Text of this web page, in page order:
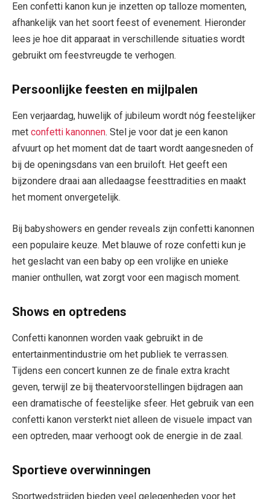
Een confetti kanon kun je inzetten op talloze momenten,
afhankelijk van het soort feest of evenement. Hieronder
lees je hoe dit apparaat in verschillende situaties wordt
gebruikt om feestvreugde te verhogen.
Persoonlijke feesten en mijlpalen
Een verjaardag, huwelijk of jubileum wordt nóg feestelijker
met confetti kanonnen. Stel je voor dat je een kanon
afvuurt op het moment dat de taart wordt aangesneden of
bij de openingsdans van een bruiloft. Het geeft een
bijzondere draai aan alledaagse feesttradities en maakt
het moment onvergetelijk.
Bij babyshowers en gender reveals zijn confetti kanonnen
een populaire keuze. Met blauwe of roze confetti kun je
het geslacht van een baby op een vrolijke en unieke
manier onthullen, wat zorgt voor een magisch moment.
Shows en optredens
Confetti kanonnen worden vaak gebruikt in de
entertainmentindustrie om het publiek te verrassen.
Tijdens een concert kunnen ze de finale extra kracht
geven, terwijl ze bij theatervoorstellingen bijdragen aan
een dramatische of feestelijke sfeer. Het gebruik van een
confetti kanon versterkt niet alleen de visuele impact van
een optreden, maar verhoogt ook de energie in de zaal.
Sportieve overwinningen
Sportwedstrijden bieden veel gelegenheden voor het